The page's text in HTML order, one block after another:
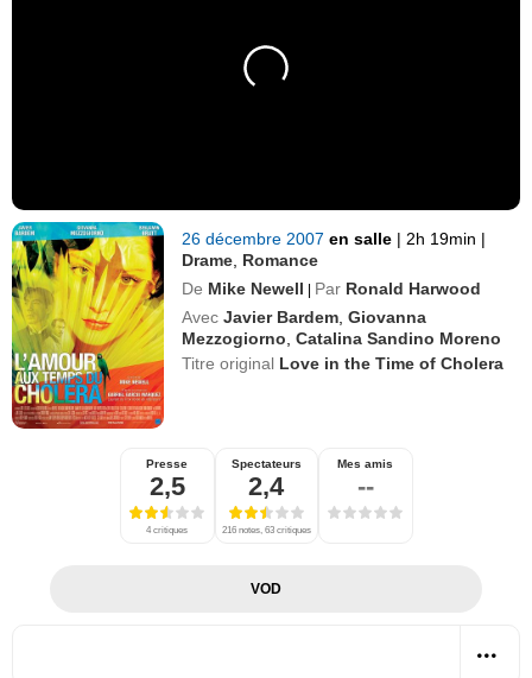
26 décembre 2007en salle | 2h 19min |
Drame Romance
De Mike Newell | Par Ronald Harwood
Avec Javier Bardem ,Giovanna
Mezzogiorno ,Catalina Sandino Moreno
Titre original Love in the Time of Cholera
Presse
2,5
4 critiques
Spectateurs
2,4
216 notes, 63 critiques
Mes amis
--
VOD